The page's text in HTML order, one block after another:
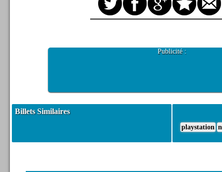
Publicité :
Billets Similaires
playstation